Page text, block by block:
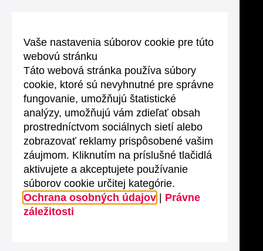
Vaše nastavenia súborov cookie pre túto
webovú stránku
Táto webová stránka používa súbory
cookie, ktoré sú nevyhnutné pre správne
fungovanie, umožňujú štatistické
analýzy, umožňujú vám zdieľať obsah
prostredníctvom sociálnych sietí alebo
zobrazovať reklamy prispôsobené vašim
záujmom. Kliknutím na príslušné tlačidlá
aktivujete a akceptujete používanie
súborov cookie určitej kategórie.
Ochrana osobných údajov
Právne
záležitosti